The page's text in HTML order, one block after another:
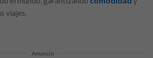
viajes.
Anuncio